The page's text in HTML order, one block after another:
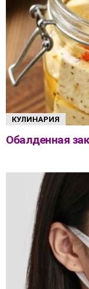
КУЛИНАРИЯ
Обалденная